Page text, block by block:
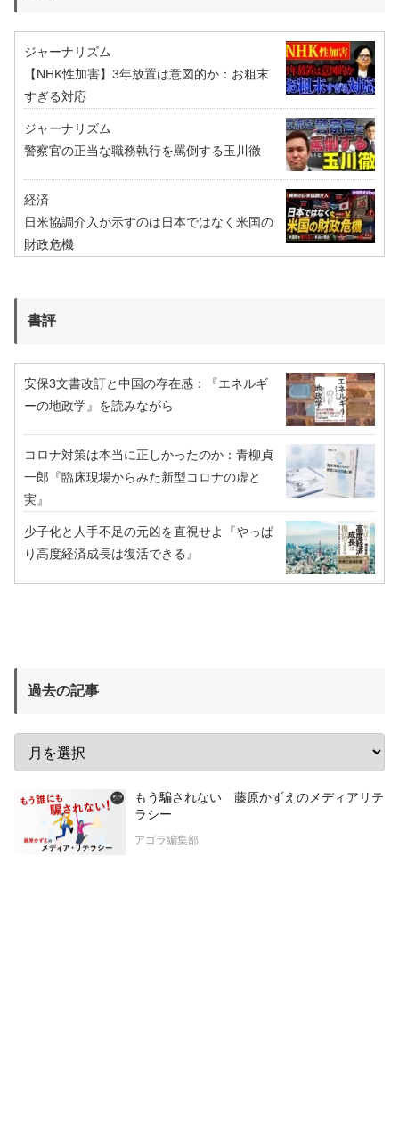
ジャーナリズム
【NHK性加害】3年放置は意図的か：お粗末
すぎる対応
ジャーナリズム
警察官の正当な職務執行を罵倒する玉川徹
経済
日米協調介入が示すのは日本ではなく米国の
財政危機
書評
安保3文書改訂と中国の存在感：『エネルギ
ーの地政学』を読みながら
コロナ対策は本当に正しかったのか：青柳貞
一郎『臨床現場からみた新型コロナの虚と
実』
少子化と人手不足の元凶を直視せよ『やっぱ
り高度経済成長は復活できる』
過去の記事
もう騙されない 藤原かずえのメディアリテ
ラシー
アゴラ編集部